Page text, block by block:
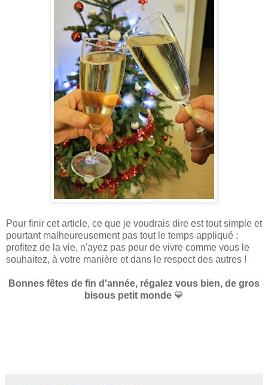
Pour finir cet article, ce que je voudrais dire est tout simple et
pourtant malheureusement pas tout le temps appliqué :
profitez de la vie, n'ayez pas peur de vivre comme vous le
souhaitez, à votre manière et dans le respect des autres !
Bonnes fêtes de fin d'année, régalez vous bien, de gros
bisous petit monde 💙